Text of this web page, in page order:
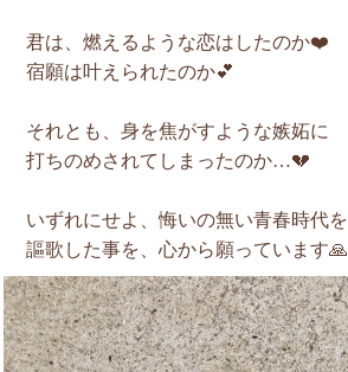
君は、燃えるような恋はしたのか❤️
宿願は叶えられたのか💕
それとも、身を焦がすような嫉妬に
打ちのめされてしまったのか…💔
いずれにせよ、悔いの無い青春時代を
謳歌した事を、心から願っています🙏